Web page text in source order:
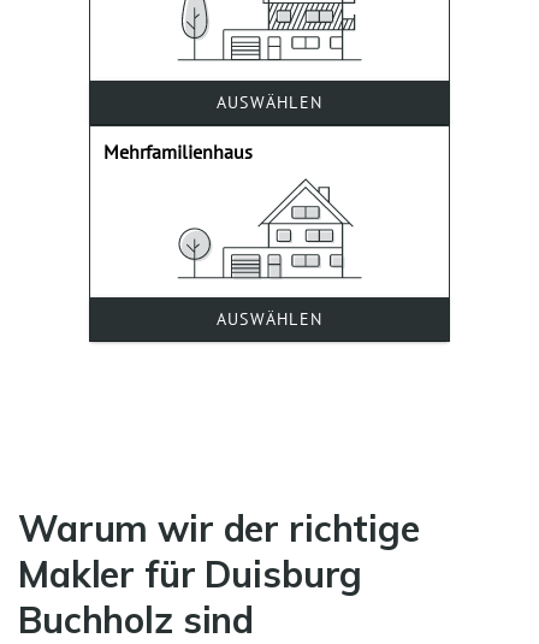
Warum wir der richtige
Makler für Duisburg
Buchholz sind